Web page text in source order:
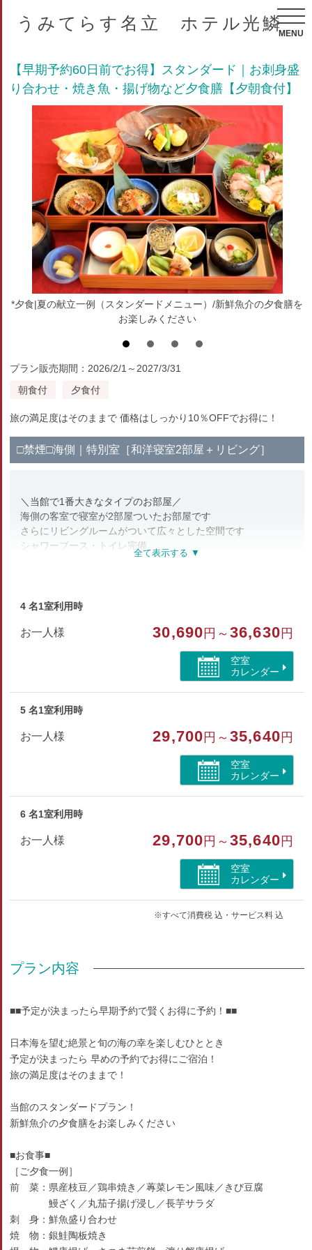
うみてらす名立 ホテル光鱗
MENU
【早期予約60日前でお得】スタンダード｜お刺身盛
り合わせ・焼き魚・揚げ物など夕食膳【夕朝食付】
*夕食|夏の献立一例（スタンダードメニュー）/新鮮魚介の夕食膳を
お楽しみください
プラン販売期間：2026/2/1～2027/3/31
朝食付
夕食付
旅の満足度はそのままで 価格はしっかり10％OFFでお得に！
□禁煙□海側｜特別室［和洋寝室2部屋＋リビング］
＼当館で1番大きなタイプのお部屋／
海側の客室で寝室が2部屋ついたお部屋です
さらにリビングルームがついて広々とした空間です
シャワーブース・トイレ完備
【部屋設備・アメニティ】
ハンドタオル・バスタオル・歯ブラシ・シャンプー・リンス
部屋種別
特別室・スイート
部屋特徴
トイレ/禁煙/インターネットができる部屋/洗浄機付トイ
4 名1室利用時
お一人様 30,690 円～36,630 円
空室
カレンダー
5 名1室利用時
お一人様 29,700 円～35,640 円
空室
カレンダー
6 名1室利用時
お一人様 29,700 円～35,640 円
空室
カレンダー
※すべて消費税 込・サービス料 込
プラン内容
■■予定が決まったら早期予約で賢くお得に予約！■■
日本海を望む絶景と旬の海の幸を楽しむひととき
予定が決まったら 早めの予約でお得にご宿泊！
旅の満足度はそのままで！
当館のスタンダードプラン！
新鮮魚介の夕食膳をお楽しみください
■お食事■
［ご夕食一例］
前 菜：県産枝豆／鶏串焼き／蓴菜レモン風味／きび豆腐
鰻ざく／丸茄子揚げ浸し／長芋サラダ
刺 身：鮮魚盛り合わせ
焼 物：銀鮭陶板焼き